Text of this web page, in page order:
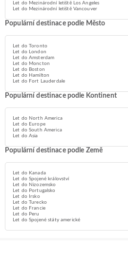
Let do Mezinárodní letiště Los Angeles
Let do Mezinárodní letiště Vancouver
Populární destinace podle Město
Let do Toronto
Let do London
Let do Amsterdam
Let do Moncton
Let do Boston
Let do Hamilton
Let do Fort Lauderdale
Populární destinace podle Kontinent
Let do North America
Let do Europe
Let do South America
Let do Asia
Populární destinace podle Země
Let do Kanada
Let do Spojené království
Let do Nizozemsko
Let do Portugalsko
Let do Irsko
Let do Turecko
Let do Francie
Let do Peru
Let do Spojené státy americké